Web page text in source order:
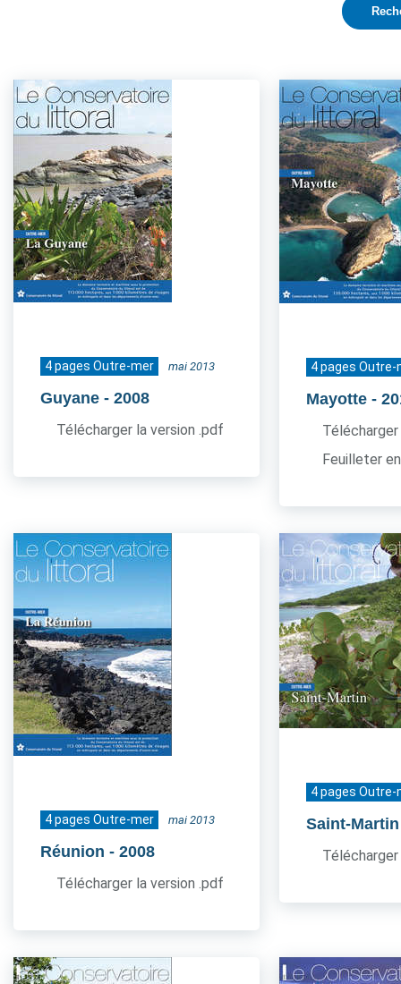
4 pages Outre-mer mai 2013
Guyane - 2008
Télécharger la version .pdf
4 pages Outre-
Mayotte -
Feuilleter
4 pages Outre-mer mai 2013
Réunion - 2008
Télécharger la version .pdf
4 pages Outre-
Saint-Martin